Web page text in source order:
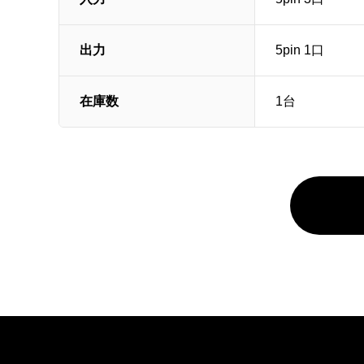
出力 5pin 1口
在庫数 1台